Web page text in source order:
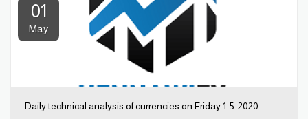
01
May
Daily technical analysis of currencies on Friday 1-5-2020